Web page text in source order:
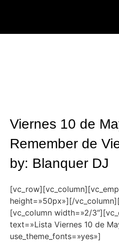
Viernes 10 de
Remember de
by: Blanquer DJ
height=»50px»][/
[vc_column width=»2/
text=»Lista Viernes 10 de
use_theme_fonts=»yes»]